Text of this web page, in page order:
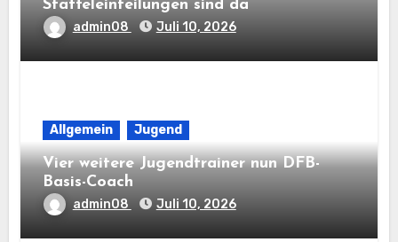
Staffeleinteilungen sind da
admin08 Juli 10, 2026
Allgemein Jugend
Vier weitere Jugendtrainer nun DFB-
Basis-Coach
admin08 Juli 10, 2026